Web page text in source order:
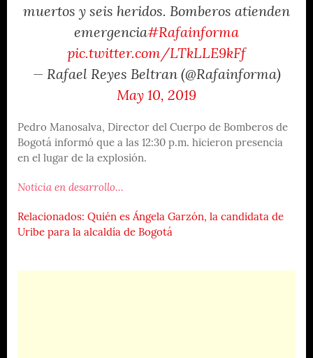
muertos y seis heridos. Bomberos atienden
emergencia#Rafainforma
pic.twitter.com/LTkLLE9kFf
— Rafael Reyes Beltran (@Rafainforma)
May 10, 2019
Pedro Manosalva, Director del Cuerpo de Bomberos de
Bogotá informó que a las 12:30 p.m. hicieron presencia
en el lugar de la explosión.
Noticia en desarrollo…
Relacionados: Quién es Ángela Garzón, la candidata de
Uribe para la alcaldía de Bogotá